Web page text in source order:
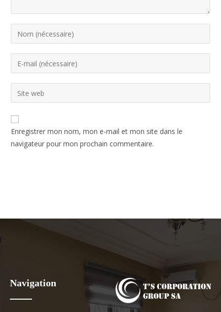
Enregistrer mon nom, mon e-mail et mon site dans le
navigateur pour mon prochain commentaire.
Navigation